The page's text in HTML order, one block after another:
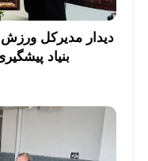
دیدار مدیرکل ورزش
بنیاد